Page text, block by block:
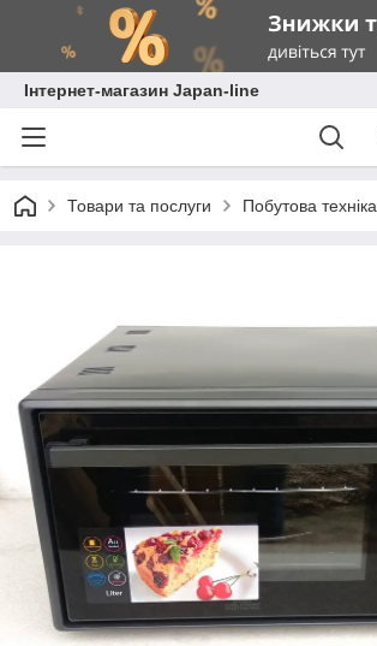
Інтернет-магазин Japan-line
Товари та послуги Побутова техніка